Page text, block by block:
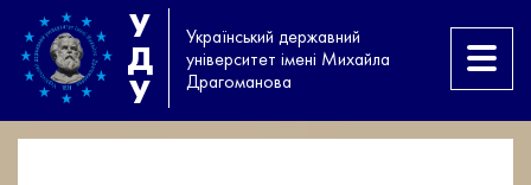
У
Д
У
Український державний
університет імені Михайла
Драгоманова